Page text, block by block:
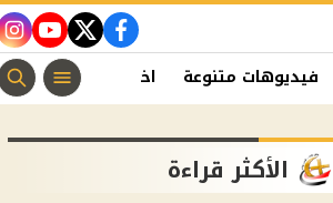
facebook
twitter
فيديوهات متنوعة اخبار الفن
الأكثر قراءة